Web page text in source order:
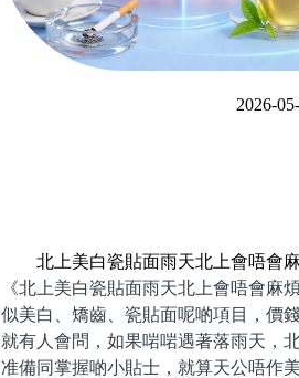
2026-
北上美白瓷貼面雨天北上會唔會
《北上美白瓷貼面雨天北上會唔會麻
似美白、矯齒、瓷貼面呢啲項目，價
就有人會問，如果啱啱遇著落雨天，
准備同掌握啲小貼士，就算天公唔作